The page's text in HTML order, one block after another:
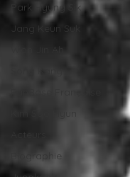
Park Hyung Sik
Jang Keun Suk
Biographie